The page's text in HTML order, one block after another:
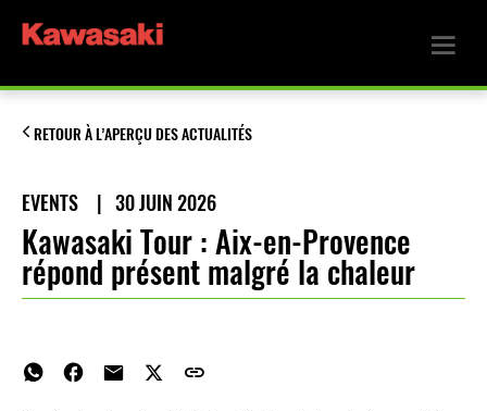
RETOUR À L’APERÇU DES ACTUALITÉS
EVENTS | 30 JUIN 2026
Kawasaki Tour : Aix-en-Provence
répond présent malgré la chaleur